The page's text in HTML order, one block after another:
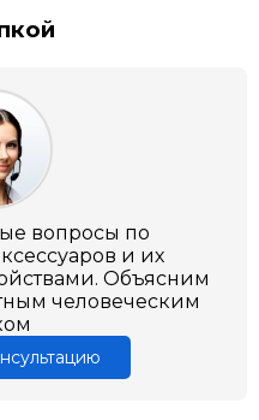
вопросы по
и их
Объясним
человеческим